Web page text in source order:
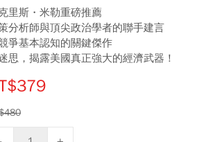
里斯・米勒重磅推薦
分析師與頂尖政治學者的聯手建言
爭基本認知的關鍵傑作
思，揭露美國真正強大的經濟武器！